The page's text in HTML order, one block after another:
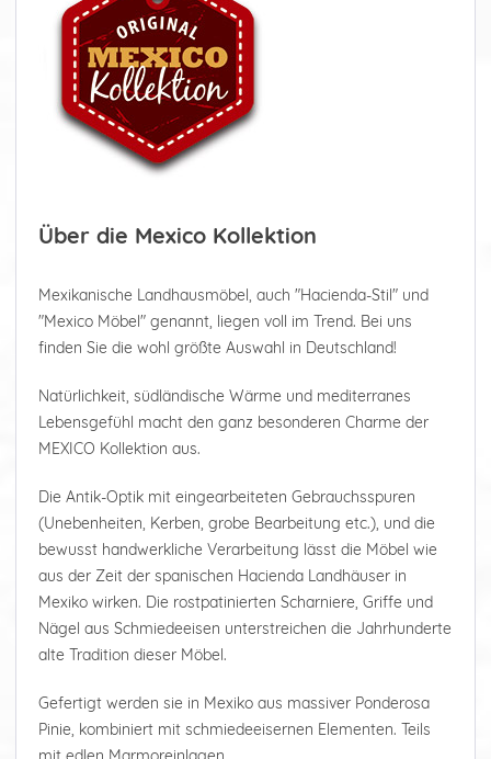
Über die Mexico Kollektion
Mexikanische Landhausmöbel, auch "Hacienda-Stil" und
"Mexico Möbel" genannt, liegen voll im Trend. Bei uns
finden Sie die wohl größte Auswahl in Deutschland!
Natürlichkeit, südländische Wärme und mediterranes
Lebensgefühl macht den ganz besonderen Charme der
MEXICO Kollektion aus.
Die Antik-Optik mit eingearbeiteten Gebrauchsspuren
(Unebenheiten, Kerben, grobe Bearbeitung etc.), und die
bewusst handwerkliche Verarbeitung lässt die Möbel wie
aus der Zeit der spanischen Hacienda Landhäuser in
Mexiko wirken. Die rostpatinierten Scharniere, Griffe und
Nägel aus Schmiedeeisen unterstreichen die Jahrhunderte
alte Tradition dieser Möbel.
Gefertigt werden sie in Mexiko aus massiver Ponderosa
Pinie, kombiniert mit schmiedeeisernen Elementen. Teils